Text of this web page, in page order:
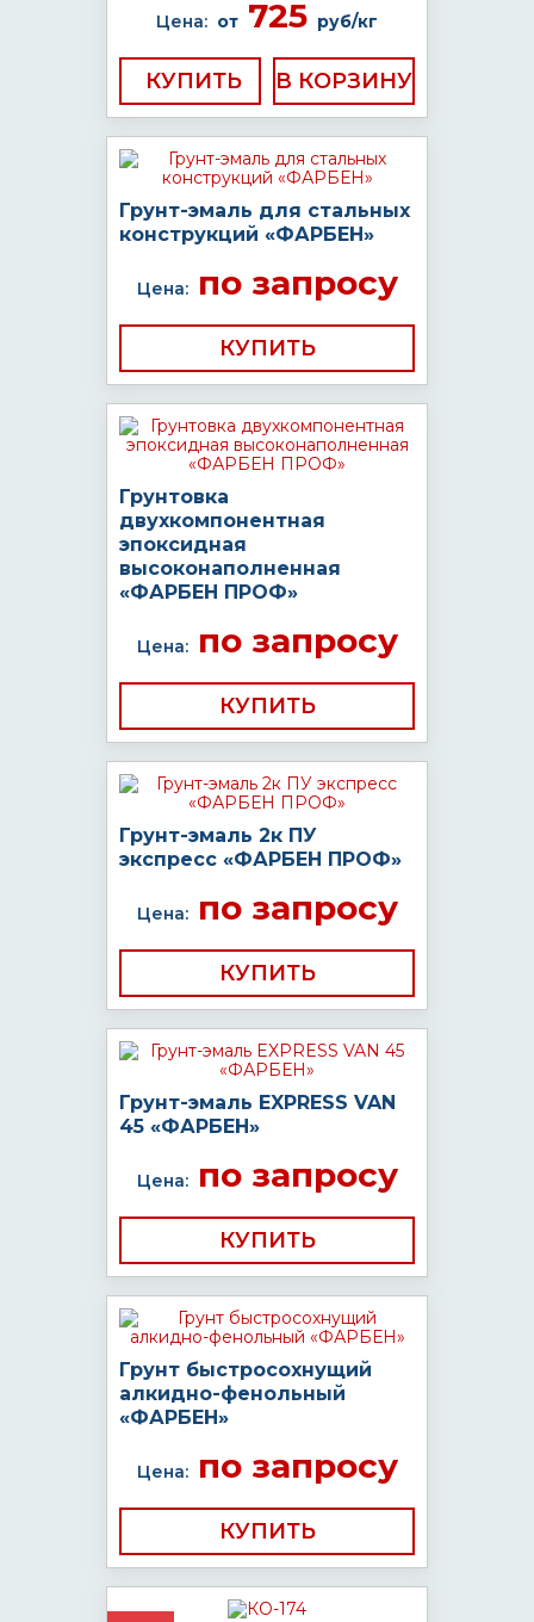
Цена: от 725 руб/кг
КУПИТЬ
Грунт-эмаль для стальных
конструкций «ФАРБЕН»
Цена:по запросу
КУПИТЬ
Грунтовка
двухкомпонентная
эпоксидная
высоконаполненная
«ФАРБЕН ПРОФ»
Цена:по запросу
КУПИТЬ
Грунт-эмаль 2к ПУ
экспресс «ФАРБЕН ПРОФ»
Цена:по запросу
КУПИТЬ
Грунт-эмаль EXPRESS VAN
45 «ФАРБЕН»
Цена:по запросу
КУПИТЬ
Грунт быстросохнущий
алкидно-фенольный
«ФАРБЕН»
Цена:по запросу
КУПИТЬ